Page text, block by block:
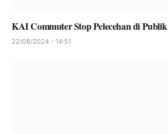
KAI Commuter Stop Pelecehan di Publik
22/08/2024 - 14:51